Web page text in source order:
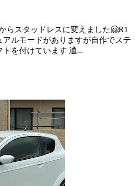
らスタッドレスに変えました🤗R1
ルモードがありますが自作でステ
を付けています 通...